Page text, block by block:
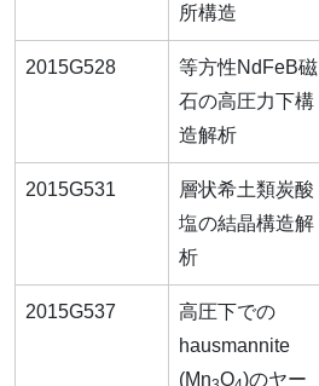
所構造
2015G528
等方性NdFeB磁
石の高圧力下構
造解析
2015G531
層状希土類炭酸
塩の結晶構造解
析
2015G537
高圧下での
hausmannite
(Mn O )のヤー